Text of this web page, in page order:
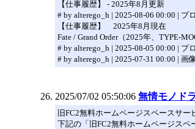
【仕事履歴】 - 2025年8月更新
# by alterego_h | 2025-08-06 00:00 | プ
【仕事履歴】 2025年8月現在
Fate / Grand Order（2025年、TYPE-
# by alterego_h | 2025-08-05 00:00 | プ
# by alterego_h | 2025-07-31 00:00 | 画
2025/07/02 05:50:06 無情モノド
旧FC2無料ホームページスペースサ
下記の「旧FC2無料ホームページスペ